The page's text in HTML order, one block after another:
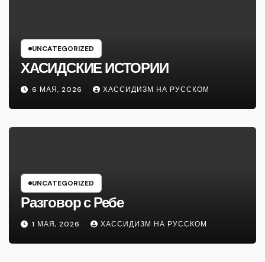
UNCATEGORIZED
ХАСИДСКИЕ ИСТОРИИ
6 МАЯ, 2026 ХАССИДИЗМ НА РУССКОМ
UNCATEGORIZED
Разговор с Ребе
1 МАЯ, 2026 ХАССИДИЗМ НА РУССКОМ